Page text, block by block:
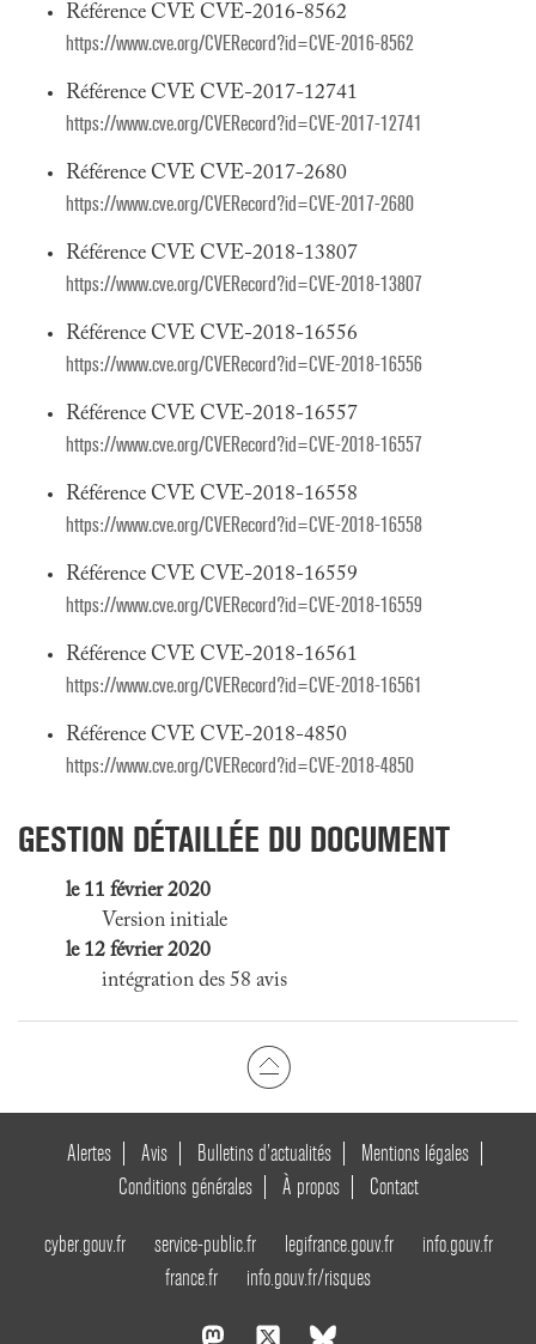
Référence CVE CVE-2016-8562
https://www.cve.org/CVERecord?id=CVE-2016-8562
Référence CVE CVE-2017-12741
https://www.cve.org/CVERecord?id=CVE-2017-12741
Référence CVE CVE-2017-2680
https://www.cve.org/CVERecord?id=CVE-2017-2680
Référence CVE CVE-2018-13807
https://www.cve.org/CVERecord?id=CVE-2018-13807
Référence CVE CVE-2018-16556
https://www.cve.org/CVERecord?id=CVE-2018-16556
Référence CVE CVE-2018-16557
https://www.cve.org/CVERecord?id=CVE-2018-16557
Référence CVE CVE-2018-16558
https://www.cve.org/CVERecord?id=CVE-2018-16558
Référence CVE CVE-2018-16559
https://www.cve.org/CVERecord?id=CVE-2018-16559
Référence CVE CVE-2018-16561
https://www.cve.org/CVERecord?id=CVE-2018-16561
Référence CVE CVE-2018-4850
https://www.cve.org/CVERecord?id=CVE-2018-4850
GESTION DÉTAILLÉE DU DOCUMENT
le 11 février 2020
Version initiale
le 12 février 2020
intégration des 58 avis
Alertes Avis Bulletins d’actualités
Mentions légales
Conditions générales
À propos Contact
cyber.gouv.fr service-public.fr legifrance.gouv.fr
info.gouv.fr
france.fr
info.gouv.fr/risques